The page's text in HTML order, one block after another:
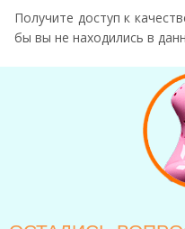
Получите доступ к
бы вы не находились в